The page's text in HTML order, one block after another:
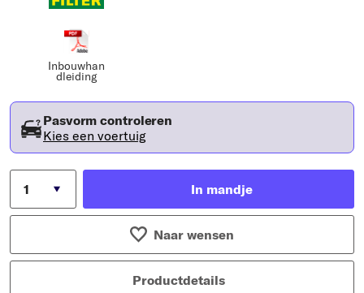
Inbouwhan
dleiding
Pasvorm controleren
Kies een voertuig
In mandje
Naar wensen
Productdetails